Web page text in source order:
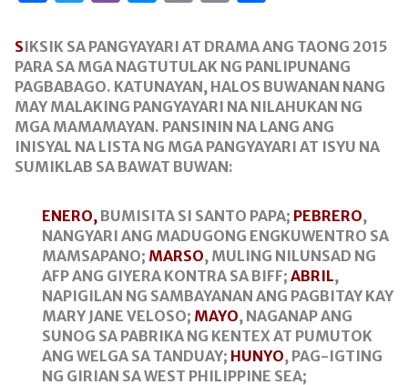
SIKSIK SA PANGYAYARI AT DRAMA ANG TAONG 2015
PARA SA MGA NAGTUTULAK NG PANLIPUNANG
PAGBABAGO. KATUNAYAN, HALOS BUWANAN NANG
MAY MALAKING PANGYAYARI NA NILAHUKAN NG
MGA MAMAMAYAN. PANSININ NA LANG ANG
INISYAL NA LISTA NG MGA PANGYAYARI AT ISYU NA
SUMIKLAB SA BAWAT BUWAN:
ENERO, BUMISITA SI SANTO PAPA; PEBRERO,
NANGYARI ANG MADUGONG ENGKUWENTRO SA
MAMSAPANO; MARSO, MULING NILUNSAD NG
AFP ANG GIYERA KONTRA SA BIFF; ABRIL,
NAPIGILAN NG SAMBAYANAN ANG PAGBITAY KAY
MARY JANE VELOSO; MAYO, NAGANAP ANG
SUNOG SA PABRIKA NG KENTEX AT PUMUTOK
ANG WELGA SA TANDUAY; HUNYO, PAG-IGTING
NG GIRIAN SA WEST PHILIPPINE SEA;